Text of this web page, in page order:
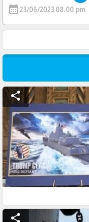
calendar_month23/06/2023 08:00 pm
share
share